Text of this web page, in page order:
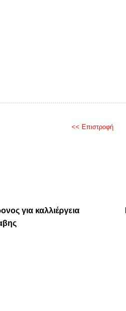
<< Επιστροφή
για καλλιέργεια